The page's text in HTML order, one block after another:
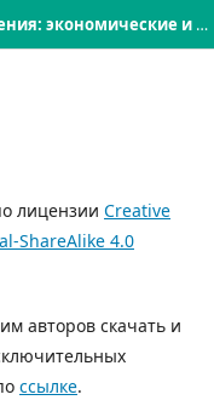
Мониторинг общественного мнения: экономические и социальные перемены
лицензии Creative
ShareAlike 4.0
авторов скачать и
ссылке.